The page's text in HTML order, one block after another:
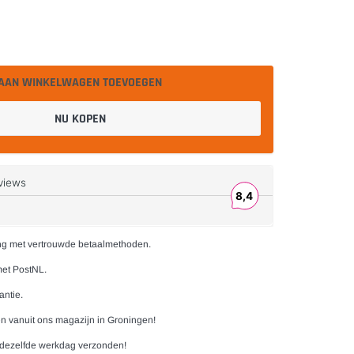
WINKELWAGEN TOEVOEGEN
NU KOPEN
met vertrouwde betaalmethoden.
PostNL.
vanuit ons magazijn in Groningen!
werkdag verzonden!